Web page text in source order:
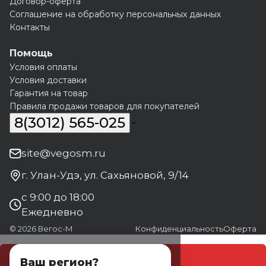
Соглашение на обработку персональных данных
Контакты
Помощь
Условия оплаты
Условия доставки
Гарантия на товар
Правила продажи товаров для покупателей
8(3012) 565-025
site@vegosm.ru
г. Улан-Удэ, ул. Сахьяновой, 9/14
с 9:00 до 18:00
Ежедневно
© 2026 Вегос-М КонфиденциальностьОферта
Ваш регион?